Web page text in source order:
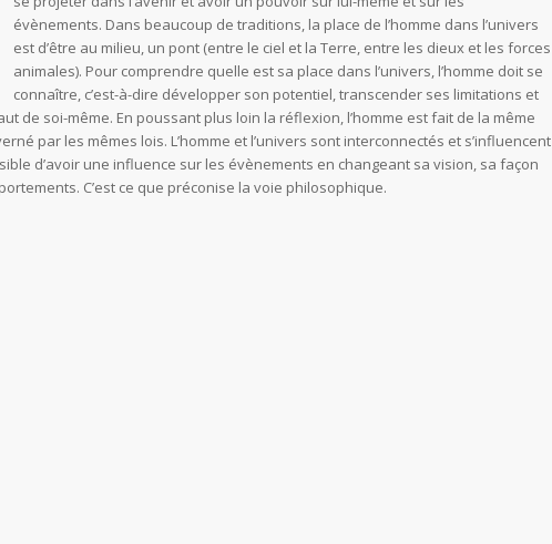
évènements. Dans beaucoup de traditions, la place de l’homme dans l’univers
est d’être au milieu, un pont (entre le ciel et la Terre, entre les dieux et les forces
animales). Pour comprendre quelle est sa place dans l’univers, l’homme doit se
connaître, c’est-à-dire développer son potentiel, transcender ses limitations et
de soi-même. En poussant plus loin la réflexion, l’homme est fait de la même
par les mêmes lois. L’homme et l’univers sont interconnectés et s’influencent
d’avoir une influence sur les évènements en changeant sa vision, sa façon
C’est ce que préconise la voie philosophique.